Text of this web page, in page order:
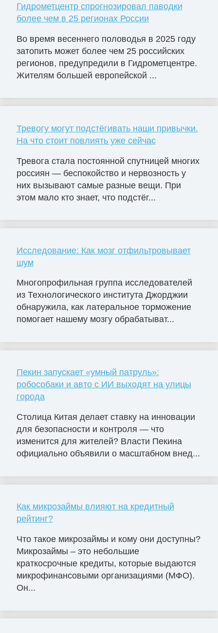
Гидрометцентр спрогнозировал паводки
более чем в 25 регионах России
Во время весеннего половодья в 2025 году
затопить может более чем 25 российских
регионов, предупредили в Гидрометцентре.
Жителям большей европейской ...
Тревогу могут подстёгивать наши привычки.
На что стоит повлиять уже сейчас
Тревога стала постоянной спутницей многих
россиян — беспокойство и нервозность у
них вызывают самые разные вещи. При
этом мало кто знает, что подстёг...
Исследование: Как мозг отфильтровывает
шум
Многопрофильная группа исследователей
из Технологического института Джорджии
обнаружила, как латеральное торможение
помогает нашему мозгу обрабатыват...
Пекин запускает «умный патруль»:
робособаки и авто с ИИ выходят на улицы
города
Столица Китая делает ставку на инновации
для безопасности и контроля — что
изменится для жителей? Власти Пекина
официально объявили о масштабном внед...
Как микрозаймы влияют на кредитный
рейтинг?
Что такое микрозаймы и кому они доступны?
Микрозаймы – это небольшие
краткосрочные кредиты, которые выдаются
микрофинансовыми организациями (МФО).
Он...